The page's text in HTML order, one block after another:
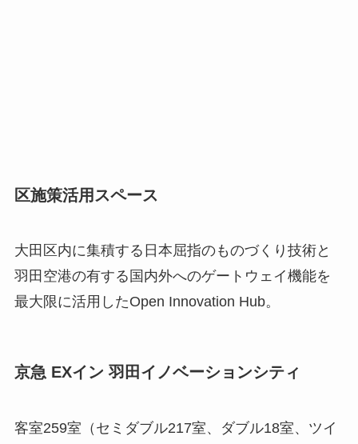
区施策活用スペース
大田区内に集積する日本屈指のものづくり技術と
羽田空港の有する国内外へのゲートウェイ機能を
最大限に活用したOpen Innovation Hub。
京急 EXイン 羽田イノベーションシティ
客室259室（セミダブル217室、ダブル18室、ツイ